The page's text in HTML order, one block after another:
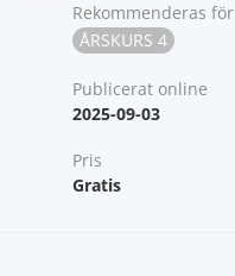
Rekommenderas för
ÅRSKURS 4
Publicerat online
2025-09-03
Pris
Gratis